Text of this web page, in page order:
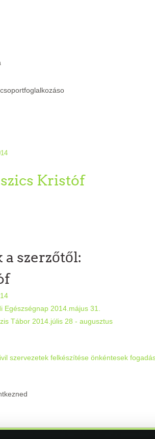
Kristóf
szerzőtől:
2014.május 31.
Tábor 2014.júlis 28 - augusztus
szervezetek felkészítése önkéntesek